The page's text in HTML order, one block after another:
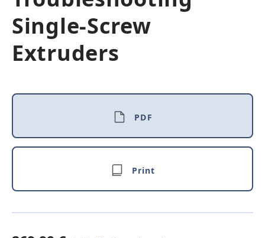
Single-Screw
Extruders
PDF
Print